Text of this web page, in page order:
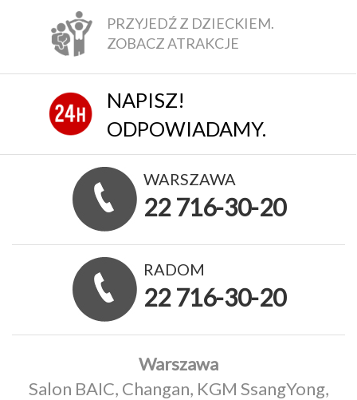
PRZYJEDŹ Z DZIECKIEM.
ZOBACZ ATRAKCJE
NAPISZ!
ODPOWIADAMY.
WARSZAWA
22 716-30-20
RADOM
22 716-30-20
Warszawa
Salon BAIC, Changan, KGM SsangYong,